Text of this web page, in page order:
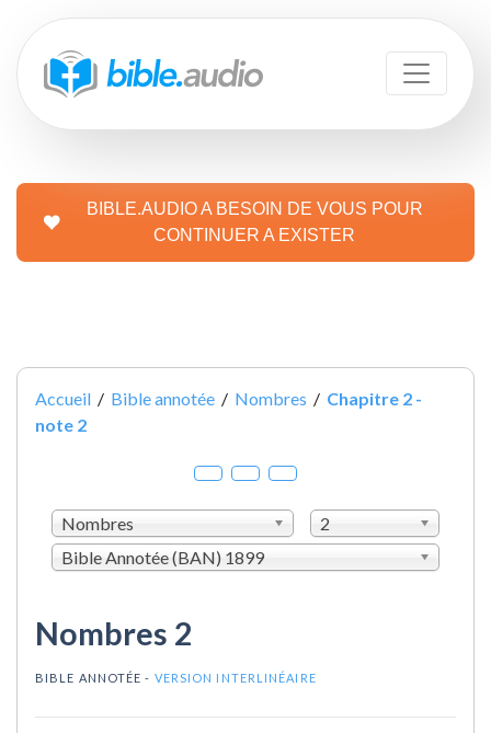
BIBLE.AUDIO A BESOIN DE VOUS POUR
CONTINUER A EXISTER
Accueil / Bible annotée / Nombres / Chapitre 2 -
note 2
Nombres
2
Bible Annotée (BAN) 1899
Nombres 2
BIBLE ANNOTÉE - VERSION INTERLINÉAIRE